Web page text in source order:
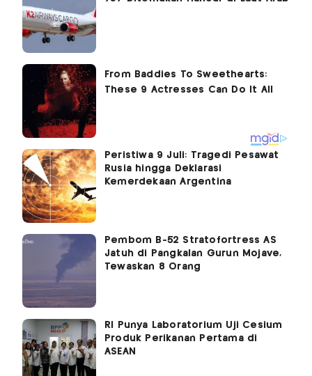
Peristiwa 9 Juli: Tragedi Pesawat
Rusia hingga Deklarasi
Kemerdekaan Argentina
Pembom B-52 Stratofortress AS
Jatuh di Pangkalan Gurun Mojave,
Tewaskan 8 Orang
RI Punya Laboratorium Uji Cesium
Produk Perikanan Pertama di
ASEAN